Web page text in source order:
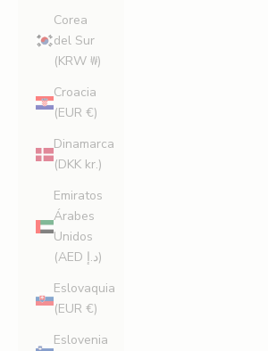
Corea
del Sur
(KRW ₩)
Croacia
(EUR €)
Dinamarca
(DKK kr.)
Emiratos
Árabes
Unidos
(AED د.إ)
Eslovaquia
(EUR €)
Eslovenia